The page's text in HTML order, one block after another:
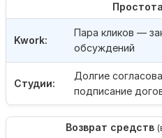
Студии:
Долгие
подписание
Kwork:
Пара кликов —
обсуждений
Возврат средств